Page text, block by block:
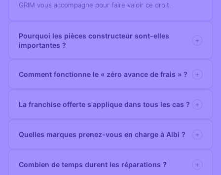
GRIM vous accompagne pour faire valoir ce droit.
Pourquoi les pièces constructeur sont-elles
importantes ?
+
Votre véhicule a été conçu avec destolérances
pièces constructeur maintiennent le niveau de sécurité
Comment fonctionne le « zéro avance de frais » ? +
3 modalités vous sont proposées :
l’assurance vers le client).
de votre compagnie d’assurance, assortie d’un chèque de
La franchise offerte s'applique dans tous les cas ? +
La prise en charge s’applique dans le cadre d’un sinistre
Dans la grande majorité des cas, la franchise est
Quelles marques prenez-vous en charge à Albi ? +
GRIM Carrosserie Albi est un carrossier multimarque
Combien de temps durent les réparations ? +